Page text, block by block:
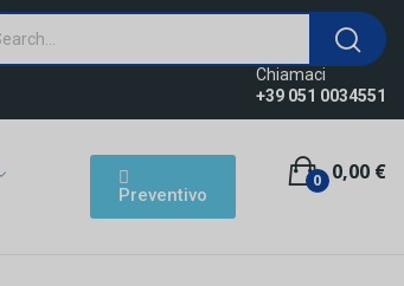
Chiamaci
+39 051 0034551
Preventivo
0,00 €
0